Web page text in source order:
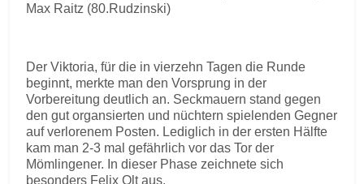
Max Raitz (80.Rudzinski)
Der Viktoria, für die in vierzehn Tagen die Runde
beginnt, merkte man den Vorsprung in der
Vorbereitung deutlich an. Seckmauern stand gegen
den gut organsierten und nüchtern spielenden Gegner
auf verlorenem Posten. Lediglich in der ersten Hälfte
kam man 2-3 mal gefährlich vor das Tor der
Mömlingener. In dieser Phase zeichnete sich
besonders Felix Olt aus.